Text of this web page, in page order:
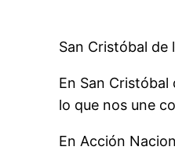
San Cristóbal de
En San
lo que nos une
En Acción